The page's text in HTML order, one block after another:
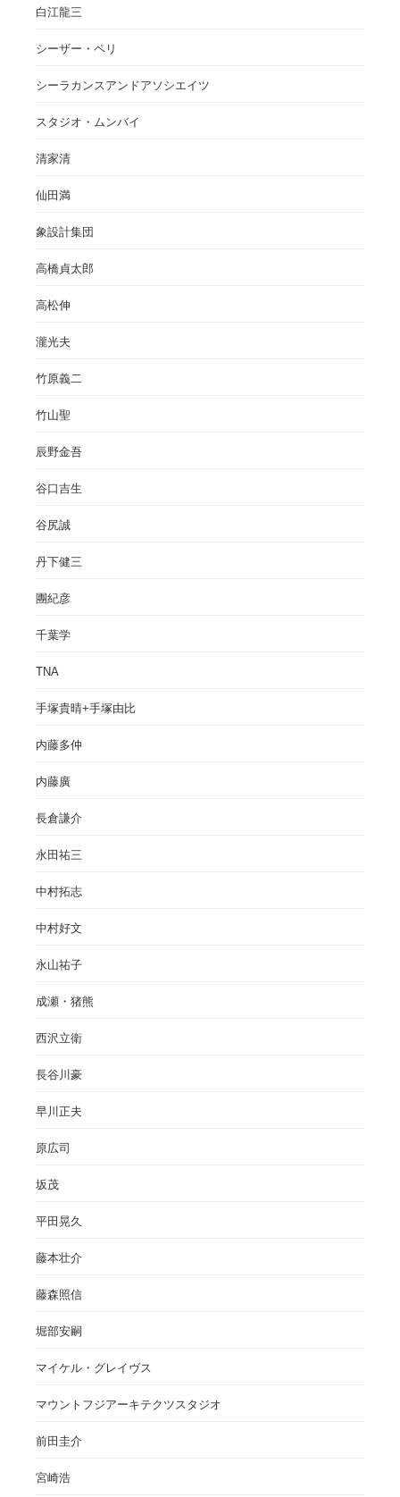
白江龍三
シーザー・ペリ
シーラカンスアンドアソシエイツ
スタジオ・ムンバイ
清家清
仙田満
象設計集団
高橋貞太郎
高松伸
瀧光夫
竹原義二
竹山聖
辰野金吾
谷口吉生
谷尻誠
丹下健三
團紀彦
千葉学
TNA
手塚貴晴+手塚由比
内藤多仲
内藤廣
長倉謙介
永田祐三
中村拓志
中村好文
永山祐子
成瀬・猪熊
西沢立衛
長谷川豪
早川正夫
原広司
坂茂
平田晃久
藤本壮介
藤森照信
堀部安嗣
マイケル・グレイヴス
マウントフジアーキテクツスタジオ
前田圭介
宮崎浩